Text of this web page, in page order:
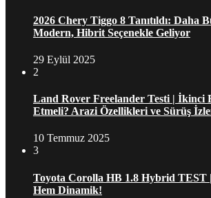
2026 Chery Tiggo 8 Tanıtıldı: Daha
Modern, Hibrit Seçenekle Geliyor
29 Eylül 2025
2
Land Rover Freelander Testi | İkinci
Etmeli? Arazi Özellikleri ve Sürüş
10 Temmuz 2025
3
Toyota Corolla HB 1.8 Hybrid TEST
Hem Dinamik!